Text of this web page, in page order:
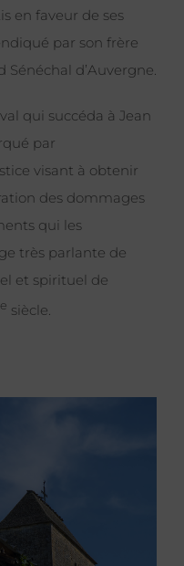
en faveur de ses
par son frère
d’Auvergne.
qui succéda à Jean
par
visant à obtenir
des dommages
qui les
très parlante de
et spirituel de
siècle.